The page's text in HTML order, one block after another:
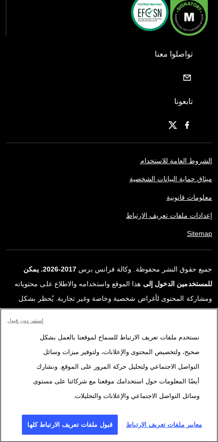
تواصلوا معنا
تابعونا
الشروط العامة للاستخدام
ميثاق حماية البيانات الشخصية
معلومات قانونية
إعدادات ملفات تعريف الارتباط
Sitemap
جميع حقوق النشر محفوظة. وكالة فرانس برس
2017-2026. يمكن
للمستخدمين الدخول إلى هذا الموقع واستخدامه والاطلاع على محتوياته
ومشاركة المحتوى لأغراض شخصية وخاصة وغير تجارية. يُحظر بشكل
ترخيص محددة موقعة مع وكالة فرانس برس. المواد والروابط الواردة في
التقارير، والتي لم تنتجها وكالة فرانس برس، مستخدمة فقط وبالقدر
اللازم كعناصر إثبات لمحتوى هذه التقارير. لم تحصل فرانس برس على أي
حقوق من المؤلفين أو مالكي حقوق النشر لهذا المحتوى ولا تتحمّل أي
مسؤوليّة في هذا الصدد. وكالة فرانس برس وشعارها علامتان تجاريتان
نستخدم ملفات تعريف الارتباط للسماح لموقعنا بالعمل بشكل
صحيح، ولتخصيص المحتوى والإعلانات، ولتوفير ميزات وسائل
التواصل الاجتماعي ولتحليل حركة المرور على الموقع. ونشارك
أيضًا المعلومات حول استخدامك موقعنا مع شركائنا على مستوى
وسائل التواصل الاجتماعي والإعلانات والتحليلات.
معايير ملفات تعريف الارتباط قبول ملفات تعريف الارتباط كلها
استمر دون قبول